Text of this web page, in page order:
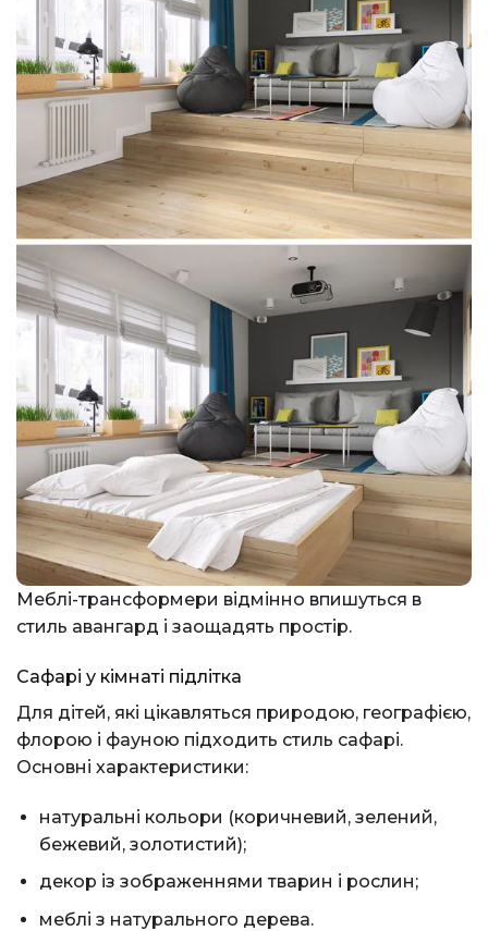
Меблі-трансформери відмінно впишуться в
стиль авангард і заощадять простір.
Сафарі у кімнаті підлітка
Для дітей, які цікавляться природою, географією,
флорою і фауною підходить стиль сафарі.
Основні характеристики:
натуральні кольори (коричневий, зелений,
бежевий, золотистий);
декор із зображеннями тварин і рослин;
меблі з натурального дерева.